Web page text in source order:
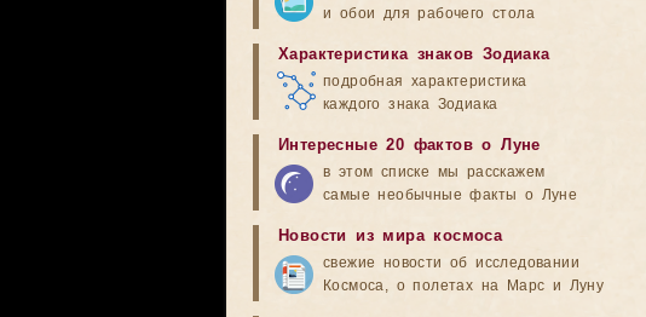
и обои для рабочего стола
Характеристика знаков Зодиака
подробная характеристика
каждого знака Зодиака
Интересные 20 фактов о Луне
в этом списке мы расскажем
самые необычные факты о Луне
Новости из мира космоса
свежие новости об исследовании
Космоса, о полетах на Марс и Луну